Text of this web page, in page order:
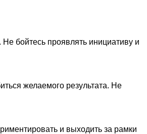
бойтесь проявлять инициативу и
желаемого результата. Не
и выходить за рамки